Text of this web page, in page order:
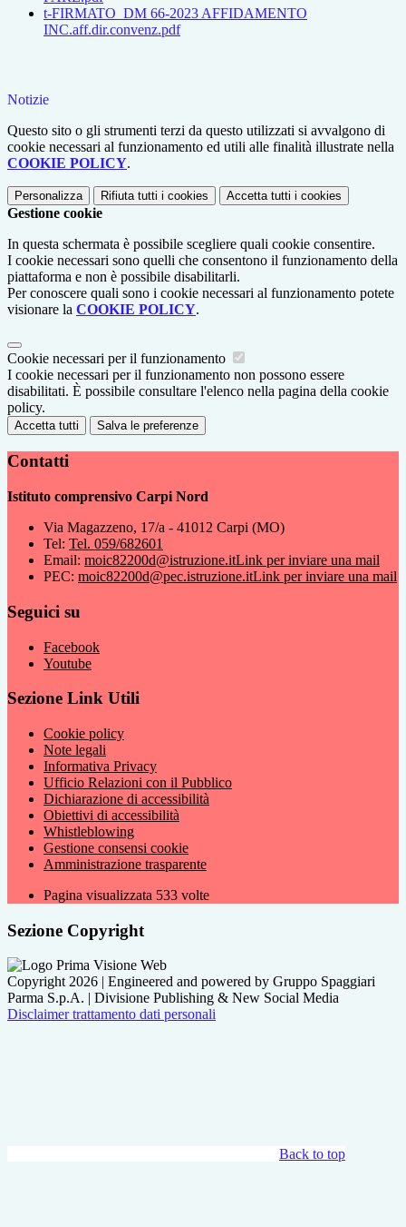
t-FIRMATO_DM 66-2023 AFFIDAMENTO
INC.aff.dir.convenz.pdf
Notizie
Questo sito o gli strumenti terzi da questo utilizzati si avvalgono di
cookie necessari al funzionamento ed utili alle finalità illustrate nella
COOKIE POLICY.
Personalizza Rifiuta tutti i cookies Accetta tutti i cookies
Gestione cookie
In questa schermata è possibile scegliere quali cookie consentire.
I cookie necessari sono quelli che consentono il funzionamento della
piattaforma e non è possibile disabilitarli.
Per conoscere quali sono i cookie necessari al funzionamento potete
visionare la COOKIE POLICY.
Cookie necessari per il funzionamento
I cookie necessari per il funzionamento non possono essere
disabilitati. È possibile consultare l'elenco nella pagina della cookie
policy.
Accetta tutti Salva le preferenze
Contatti
Istituto comprensivo Carpi Nord
Via Magazzeno, 17/a - 41012 Carpi (MO)
Tel: Tel. 059/682601
Email: moic82200d@istruzione.itLink per inviare una mail
PEC: moic82200d@pec.istruzione.itLink per inviare una mail
Seguici su
Facebook
Youtube
Sezione Link Utili
Cookie policy
Note legali
Informativa Privacy
Ufficio Relazioni con il Pubblico
Dichiarazione di accessibilità
Obiettivi di accessibilità
Whistleblowing
Gestione consensi cookie
Amministrazione trasparente
Pagina visualizzata 533 volte
Sezione Copyright
Copyright 2026 | Engineered and powered by Gruppo Spaggiari
Parma S.p.A. | Divisione Publishing & New Social Media
Disclaimer trattamento dati personali
Back to top